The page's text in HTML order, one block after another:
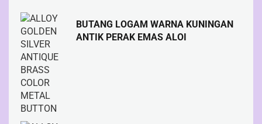
BUTANG LOGAM WARNA KUNINGAN
ANTIK PERAK EMAS ALOI